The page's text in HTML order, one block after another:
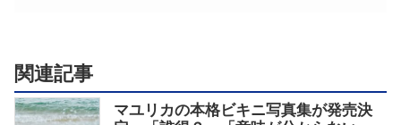
関連記事
マユリカの本格ビキニ写真集が発売決